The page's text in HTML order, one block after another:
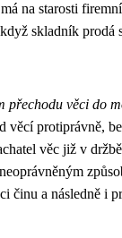
na starosti
skladník prodá
přechodu věci do
věcí protiprávně,
věc již v
činu a následně i